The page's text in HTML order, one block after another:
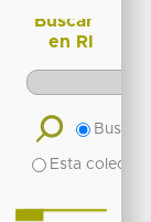
Buscar
en RI
Buscar
Esta